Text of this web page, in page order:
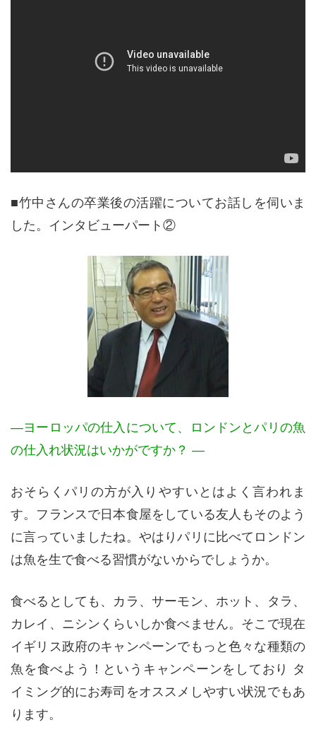
■竹中さんの卒業後の活躍についてお話しを伺いま
した。インタビューパート②
—ヨーロッパの仕入について、ロンドンとパリの魚
の仕入れ状況はいかがですか？ —
おそらくパリの方が入りやすいとはよく言われま
す。フランスで日本食屋をしている友人もそのよう
に言っていましたね。やはりパリに比べてロンドン
は魚を生で食べる習慣がないからでしょうか。
食べるとしても、カラ、サーモン、ホット、タラ、
カレイ、ニシンくらいしか食べません。そこで現在
イギリス政府のキャンペーンでもっと色々な種類の
魚を食べよう！というキャンペーンをしており タ
イミング的にお寿司をオススメしやすい状況でもあ
ります。